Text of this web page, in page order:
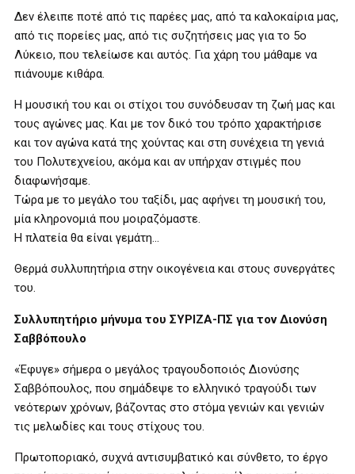
Δεν έλειπε ποτέ από τις παρέες μας, από τα καλοκαίρια μας,
από τις πορείες μας, από τις συζητήσεις μας για το 5ο
Λύκειο, που τελείωσε και αυτός. Για χάρη του μάθαμε να
πιάνουμε κιθάρα.
Η μουσική του και οι στίχοι του συνόδευσαν τη ζωή μας και
τους αγώνες μας. Και με τον δικό του τρόπο χαρακτήρισε
και τον αγώνα κατά της χούντας και στη συνέχεια τη γενιά
του Πολυτεχνείου, ακόμα και αν υπήρχαν στιγμές που
διαφωνήσαμε.
Τώρα με το μεγάλο του ταξίδι, μας αφήνει τη μουσική του,
μία κληρονομιά που μοιραζόμαστε.
Η πλατεία θα είναι γεμάτη…
Θερμά συλλυπητήρια στην οικογένεια και στους συνεργάτες
του.
Συλλυπητήριο μήνυμα του ΣΥΡΙΖΑ-ΠΣ για τον Διονύση
Σαββόπουλο
«Έφυγε» σήμερα ο μεγάλος τραγουδοποιός Διονύσης
Σαββόπουλος, που σημάδεψε το ελληνικό τραγούδι των
νεότερων χρόνων, βάζοντας στο στόμα γενιών και γενιών
τις μελωδίες και τους στίχους του.
Πρωτοποριακό, συχνά αντισυμβατικό και σύνθετο, το έργο